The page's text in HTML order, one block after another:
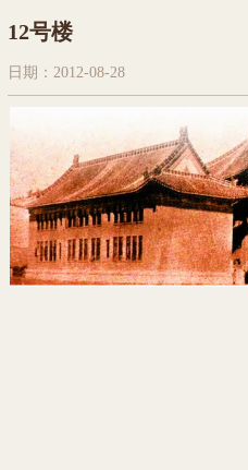
12号楼
日期：2012-08-28